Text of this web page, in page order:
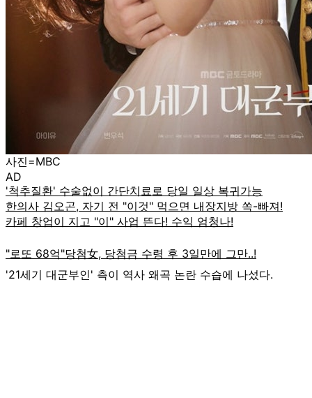
사진=MBC
AD
'21세기 대군부인' 측이 역사 왜곡 논란 수습에 나섰다.